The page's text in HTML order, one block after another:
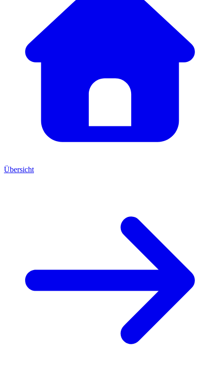
Übersicht